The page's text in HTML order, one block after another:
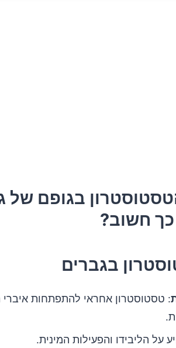
בגופם של
חשוב?
בגברים
: טסטוסטרון אחראי להתפתחות איברי
על הליבידו והפעילות המינית.